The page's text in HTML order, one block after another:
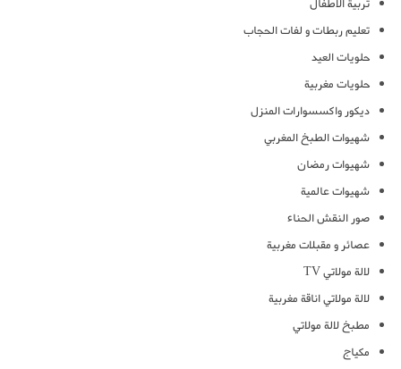
تربية الاطفال
تعليم ربطات و لفات الحجاب
حلويات العيد
حلويات مغربية
ديكور واكسسوارات المنزل
شهيوات الطبخ المغربي
شهيوات رمضان
شهيوات عالمية
صور النقش الحناء
عصائر و مقبلات مغربية
لالة مولاتي TV
لالة مولاتي اناقة مغربية
مطبخ لالة مولاتي
مكياج